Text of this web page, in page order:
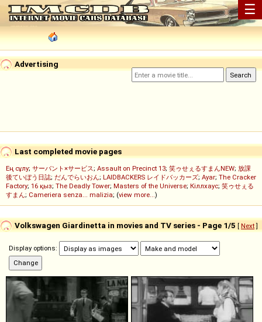
☰
Advertising
Last completed movie pages
Ең сұлу; サーバント×サービス; Assault on Precinct 13; 笑ゥせぇるすまんNEW; 放課
後ていぼう日誌; だんでらいおん; LAIDBACKERS レイドバッカーズ; Ayar; The Cracker
Factory; 16 қыз; The Deadly Tower; Masters of the Universe; Кіллхаус; 笑ゥせぇる
すまん; Cameriera senza... malizia; (view more...)
Volkswagen Giardinetta in movies and TV series - Page 1/5 [ Next]
Display options: